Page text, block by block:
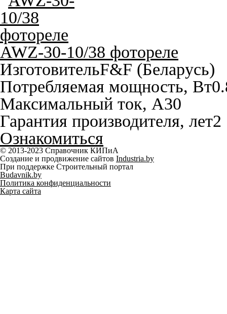
AWZ-30-10/38 фотореле
ИзготовительF&F (Беларусь)
Потребляемая мощность, Вт
Максимальный ток, A30
Гарантия производителя, лет2
Ознакомиться
© 2013-2023 Справочник КИПиА
Создание и продвижение сайтов Industria.by
При поддержке Строительный портал
Budavnik.by
Политика конфиденциальности
Карта сайта